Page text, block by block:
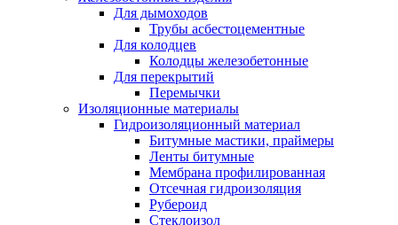
Для дымоходов
Трубы асбестоцементные
Для колодцев
Колодцы железобетонные
Для перекрытий
Перемычки
Изоляционные материалы
Гидроизоляционный материал
Битумные мастики, праймеры
Ленты битумные
Мембрана профилированная
Отсечная гидроизоляция
Рубероид
Стеклоизол